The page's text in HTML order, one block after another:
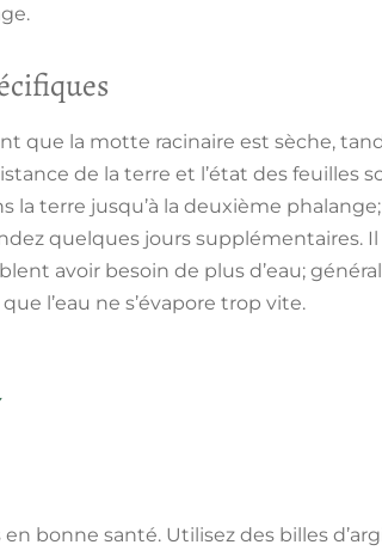
que la motte racinaire est sèche,
de la terre et l’état des feuilles
terre jusqu’à la deuxième phalange;
quelques jours supplémentaires. Il
avoir besoin de plus d’eau;
l’eau ne s’évapore trop vite.
bonne santé. Utilisez des billes